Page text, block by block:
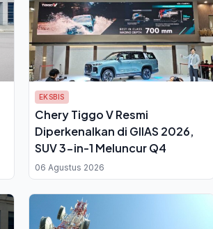
EKSBIS
Chery Tiggo V Resmi
Diperkenalkan di GIIAS 2026,
SUV 3-in-1 Meluncur Q4
06 Agustus 2026